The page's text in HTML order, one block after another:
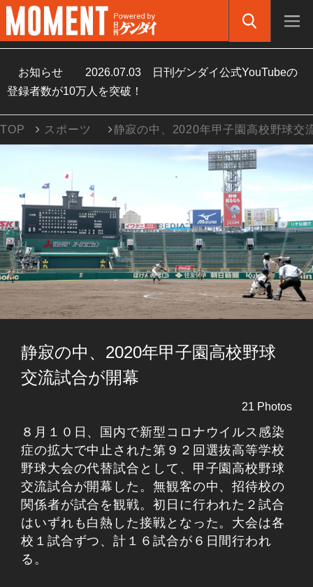
お知らせ 2026.07.03
日刊ゲンダイ公式YouTubeの
登録者数が10万人を突破！
TOP スポーツ 静寂の中、2020年甲子園高校野球交
静寂の中、2020年甲子園高校野球
交流試合が開幕
21 Photos
８月１０日、国内で新型コロナウイルス感染
症の拡大で中止された第９２回選抜高等学校
野球大会の代替試合として、甲子園高校野球
交流試合が開幕した。無観客の中、招待校の
関係者が試合を観戦。初日に行われた２試合
はいずれも白熱した接戦となった。大会は各
校１試合ずつ、計１６試合が６日間行われ
る。